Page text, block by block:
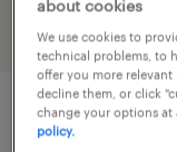
job details
about cookies
We use cookies to
technical problems, to
offer you more
decline them, or click
change your options
policy.